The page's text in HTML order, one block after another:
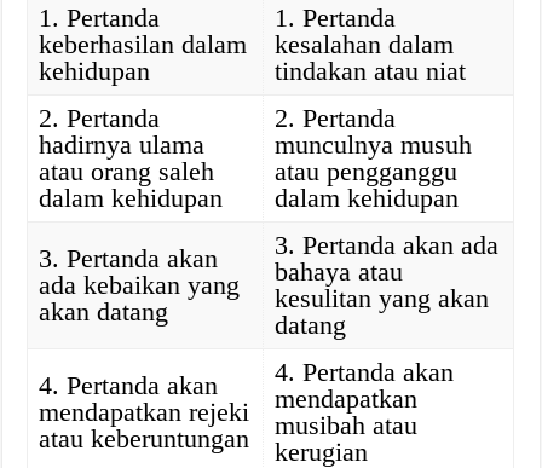
1. Pertanda
keberhasilan dalam
kehidupan
1. Pertanda
kesalahan dalam
tindakan atau niat
2. Pertanda
hadirnya ulama
atau orang saleh
dalam kehidupan
2. Pertanda
munculnya musuh
atau pengganggu
dalam kehidupan
3. Pertanda akan
ada kebaikan yang
akan datang
3. Pertanda akan ada
bahaya atau
kesulitan yang akan
datang
4. Pertanda akan
mendapatkan rejeki
atau keberuntungan
4. Pertanda akan
mendapatkan
musibah atau
kerugian